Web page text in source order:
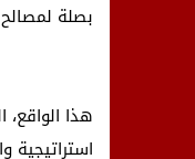
بصلة
هذا